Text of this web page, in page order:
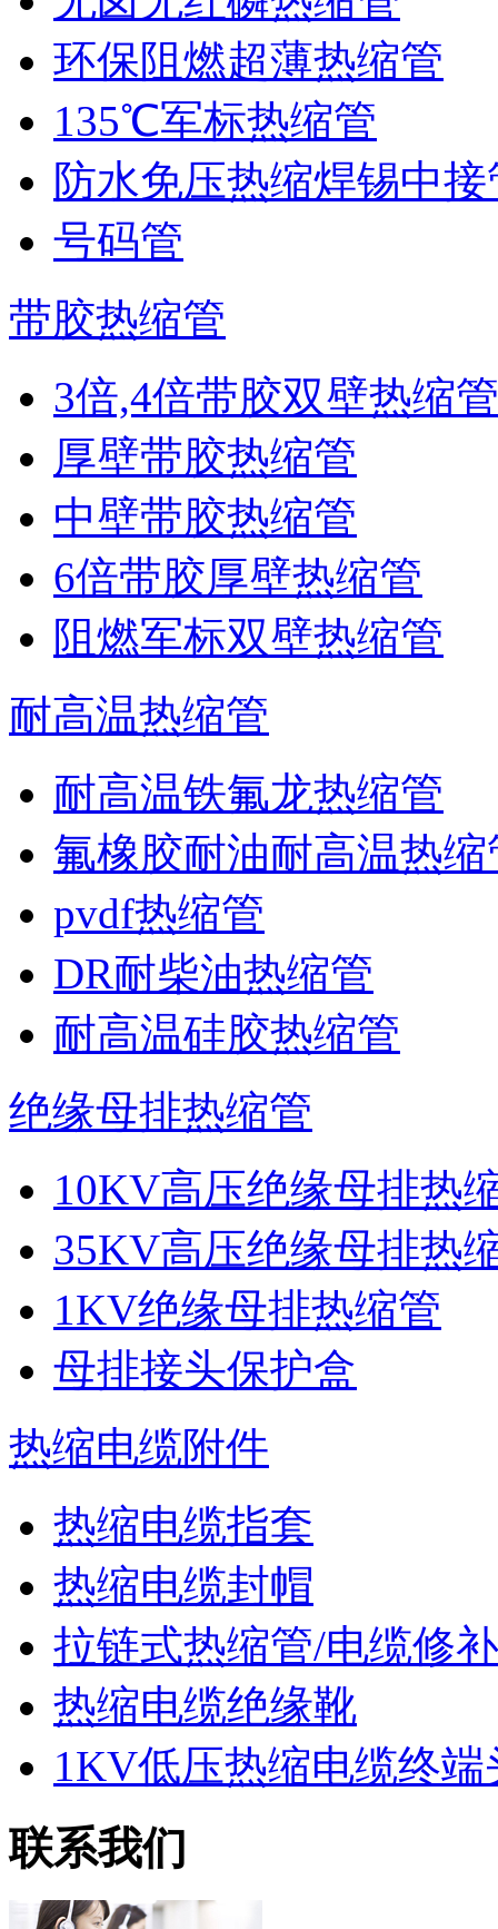
环保阻燃超薄热缩管
135℃军标热缩管
防水免压热缩焊锡中接
号码管
带胶热缩管
3倍,4倍带胶双壁热缩管
厚壁带胶热缩管
中壁带胶热缩管
6倍带胶厚壁热缩管
阻燃军标双壁热缩管
耐高温热缩管
耐高温铁氟龙热缩管
氟橡胶耐油耐高温热缩
pvdf热缩管
DR耐柴油热缩管
耐高温硅胶热缩管
绝缘母排热缩管
10KV高压绝缘母排热
35KV高压绝缘母排热
1KV绝缘母排热缩管
母排接头保护盒
热缩电缆附件
热缩电缆指套
热缩电缆封帽
拉链式热缩管/电缆修
热缩电缆绝缘靴
1KV低压热缩电缆终端
联系我们